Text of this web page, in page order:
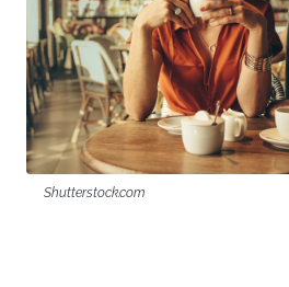
Shutterstock.com